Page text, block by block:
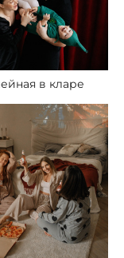
в кларе